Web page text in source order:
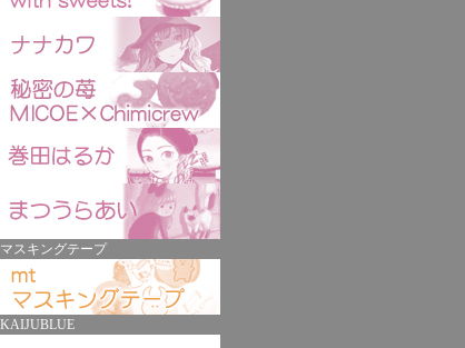
マスキングテープ
KAIJUBLUE